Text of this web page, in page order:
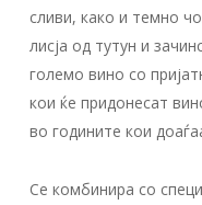
сливи, како и темно
лисја од тутун и
големо вино со
кои ќе придонесат
во годините кои
Се комбинира со